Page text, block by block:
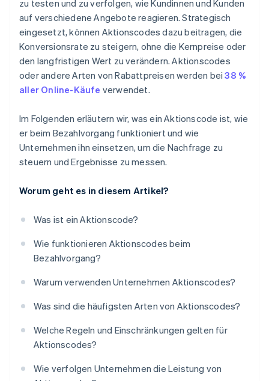
zu testen und zu verfolgen, wie Kundinnen und Kunden
auf verschiedene Angebote reagieren. Strategisch
eingesetzt, können Aktionscodes dazu beitragen, die
Konversionsrate zu steigern, ohne die Kernpreise oder
den langfristigen Wert zu verändern. Aktionscodes
oder andere Arten von Rabattpreisen werden bei38 %
aller Online-Käufe verwendet.
Im Folgenden erläutern wir, was ein Aktionscode ist, wie
er beim Bezahlvorgang funktioniert und wie
Unternehmen ihn einsetzen, um die Nachfrage zu
steuern und Ergebnisse zu messen.
Worum geht es in diesem Artikel?
Was ist ein Aktionscode?
Wie funktionieren Aktionscodes beim
Bezahlvorgang?
Warum verwenden Unternehmen Aktionscodes?
Was sind die häufigsten Arten von Aktionscodes?
Welche Regeln und Einschränkungen gelten für
Aktionscodes?
Wie verfolgen Unternehmen die Leistung von